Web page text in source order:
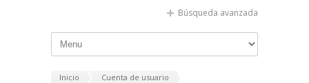
Búsqueda avanzada
Inicio Cuenta de usuario